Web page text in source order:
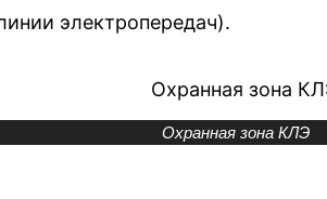
электропередач).
Охранная зона КЛЭ